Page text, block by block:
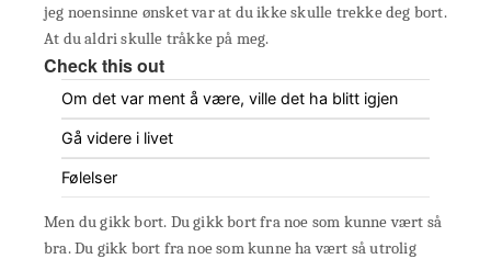
jeg noensinne ønsket var at du ikke skulle trekke deg bort.
At du aldri skulle tråkke på meg.
Check this out
Om det var ment å være, ville det ha blitt igjen
Gå videre i livet
Følelser
Men du gikk bort. Du gikk bort fra noe som kunne vært så
bra. Du gikk bort fra noe som kunne ha vært så utrolig